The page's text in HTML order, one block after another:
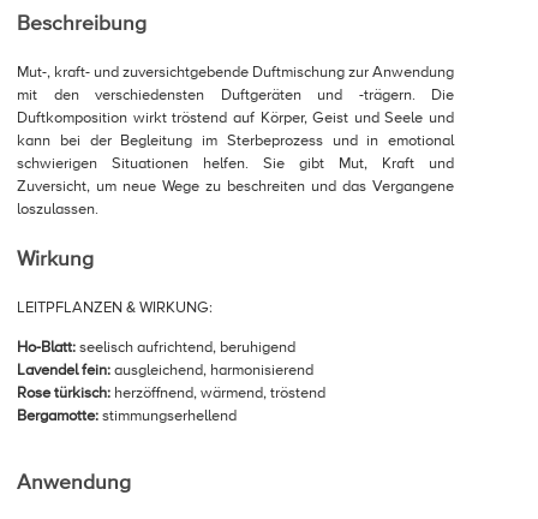
Beschreibung
Mut-, kraft- und zuversichtgebende Duftmischung zur Anwendung
mit den verschiedensten Duftgeräten und -trägern. Die
Duftkomposition wirkt tröstend auf Körper, Geist und Seele und
kann bei der Begleitung im Sterbeprozess und in emotional
schwierigen Situationen helfen. Sie gibt Mut, Kraft und
Zuversicht, um neue Wege zu beschreiten und das Vergangene
loszulassen.
Wirkung
LEITPFLANZEN & WIRKUNG:
Ho-Blatt:seelisch aufrichtend, beruhigend
Lavendel fein:ausgleichend, harmonisierend
Rose türkisch: herzöffnend, wärmend, tröstend
Bergamotte:stimmungserhellend
Anwendung